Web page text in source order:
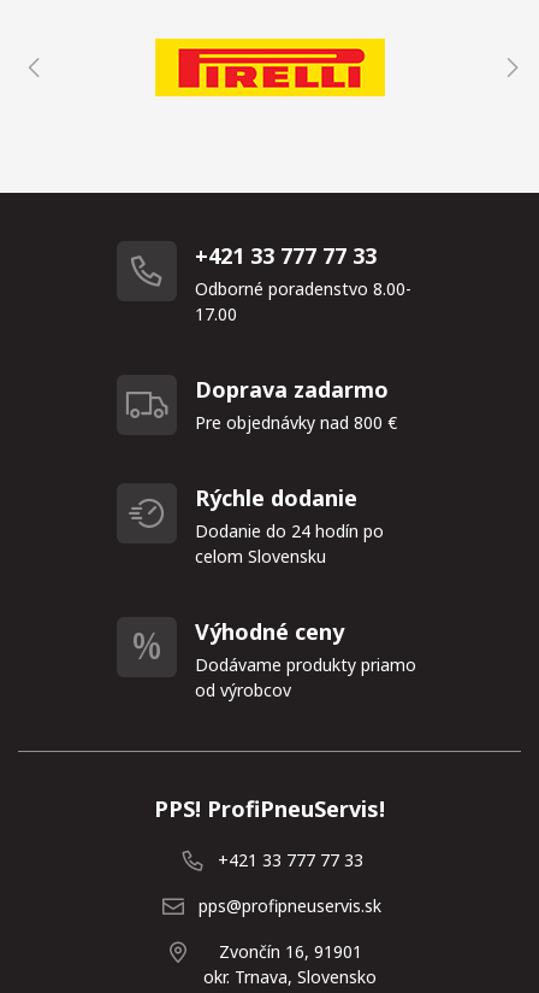
+421 33 777 77 33
Odborné poradenstvo 8.00-
17.00
Doprava zadarmo
Pre objednávky nad 800 €
Rýchle dodanie
Dodanie do 24 hodín po
celom Slovensku
Výhodné ceny
Dodávame produkty priamo
od výrobcov
PPS! ProfiPneuServis!
+421 33 777 77 33
pps@profipneuservis.sk
Zvončín 16, 91901
okr. Trnava, Slovensko